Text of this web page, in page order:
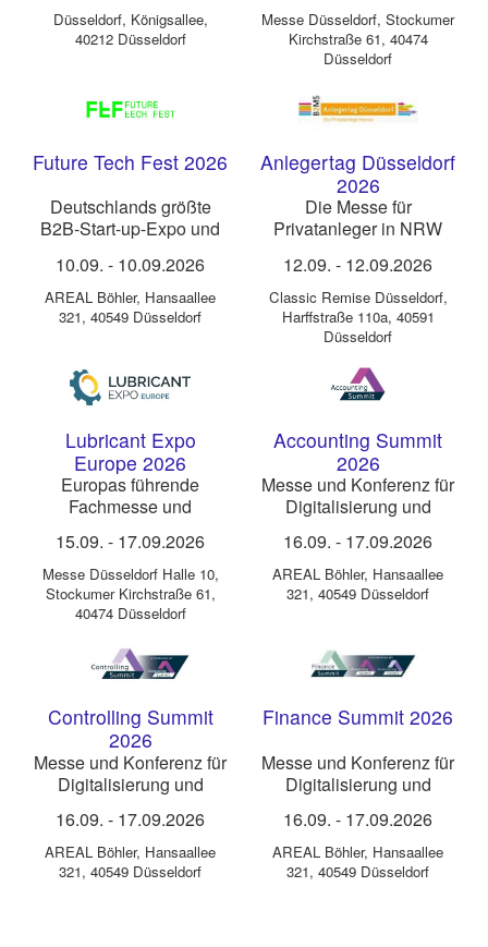
Düsseldorf, Königsallee,
40212 Düsseldorf
Messe Düsseldorf, Stockumer
Kirchstraße 61, 40474
Düsseldorf
Future Tech Fest 2026
Deutschlands größte
B2B-Start-up-Expo und
10.09. - 10.09.2026
AREAL Böhler, Hansaallee
321, 40549 Düsseldorf
Anlegertag Düsseldorf
2026
Die Messe für
Privatanleger in NRW
12.09. - 12.09.2026
Classic Remise Düsseldorf,
Harffstraße 110a, 40591
Düsseldorf
Lubricant Expo
Europe 2026
Europas führende
Fachmesse und
Schmierstoffe
15.09. - 17.09.2026
Messe Düsseldorf Halle 10,
Stockumer Kirchstraße 61,
40474 Düsseldorf
Accounting Summit
2026
Messe und Konferenz für
Digitalisierung und
16.09. - 17.09.2026
AREAL Böhler, Hansaallee
321, 40549 Düsseldorf
Controlling Summit
2026
Messe und Konferenz für
Digitalisierung und
16.09. - 17.09.2026
AREAL Böhler, Hansaallee
321, 40549 Düsseldorf
Finance Summit 2026
Messe und Konferenz für
Digitalisierung und
Finanzabteilung
16.09. - 17.09.2026
AREAL Böhler, Hansaallee
321, 40549 Düsseldorf